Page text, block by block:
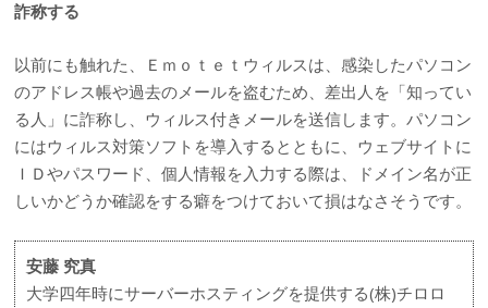
詐称する
以前にも触れた、Ｅｍｏｔｅｔウィルスは、感染したパソコン
のアドレス帳や過去のメールを盗むため、差出人を「知ってい
る人」に詐称し、ウィルス付きメールを送信します。パソコン
にはウィルス対策ソフトを導入するとともに、ウェブサイトに
ＩＤやパスワード、個人情報を入力する際は、ドメイン名が正
しいかどうか確認をする癖をつけておいて損はなさそうです。
安藤 究真
大学四年時にサーバーホスティングを提供する(株)チロロ